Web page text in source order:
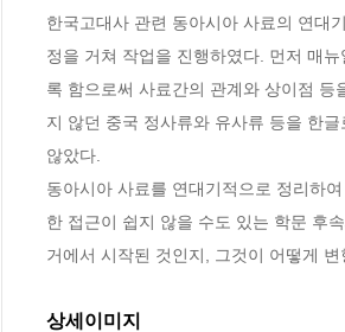
한국고대사 관련 동아시아 사료의 연대
정을 거쳐 작업을 진행하였다. 먼저 매
록 함으로써 사료간의 관계와 상이점
지 않던 중국 정사류와 유사류 등을 한
않았다.
동아시아 사료를 연대기적으로 정리하
한 접근이 쉽지 않을 수도 있는 학문 후
거에서 시작된 것인지, 그것이 어떻게
상세이미지